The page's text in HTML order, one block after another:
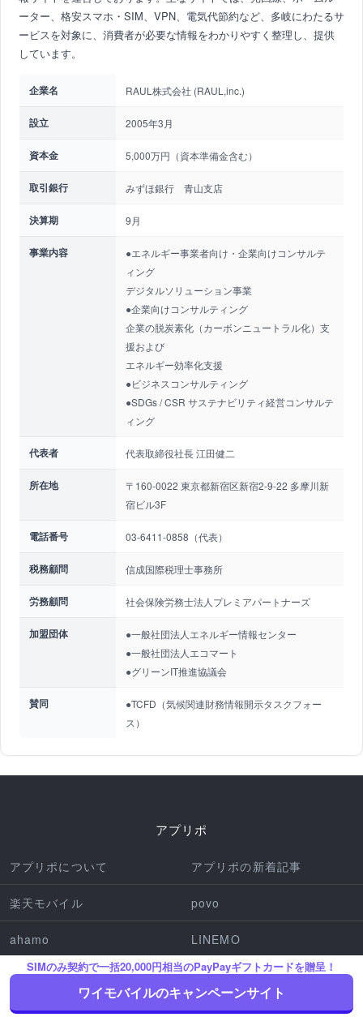
ーター、格安スマホ・SIM、VPN、電気代節約など、多岐にわたるサ
ービスを対象に、消費者が必要な情報をわかりやすく整理し、提供
しています。
企業名 RAUL株式会社 (RAUL,inc.)
設立 2005年3月
資本金 5,000万円（資本準備金含む）
取引銀行 みずほ銀行 青山支店
決算期 9月
事業内容
●エネルギー事業者向け・企業向けコンサルテ
ィング
デジタルソリューション事業
●企業向けコンサルティング
企業の脱炭素化（カーボンニュートラル化）支
援および
エネルギー効率化支援
●ビジネスコンサルティング
●SDGs / CSR サステナビリティ経営コンサルテ
ィング
代表者 代表取締役社長 江田健二
所在地
〒160-0022 東京都新宿区新宿2-9-22 多摩川新
宿ビル3F
電話番号 03-6411-0858（代表）
税務顧問 信成国際税理士事務所
労務顧問 社会保険労務士法人プレミアパートナーズ
加盟団体
●一般社団法人エネルギー情報センター
●一般社団法人エコマート
●グリーンIT推進協議会
賛同
●TCFD（気候関連財務情報開示タスクフォー
ス）
アプリポ
アプリポについて アプリポの新着記事
楽天モバイル povo
ahamo LINEMO
iPhone機種 Pixel機種
アプリの使い方 iPhone操作
SIMのみ契約で一括20,000円相当のPayPayギフトカードを贈呈！
ワイモバイルのキャンペーンサイト